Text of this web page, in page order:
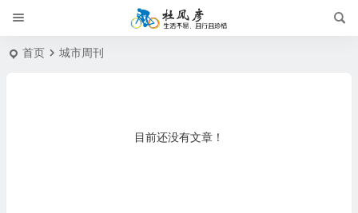
首页 城市周刊
目前还没有文章！